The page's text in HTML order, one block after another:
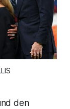
den